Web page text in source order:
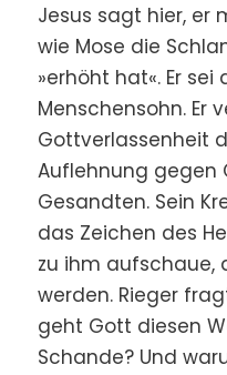
Jesus sagt hier, er
wie Mose die
»erhöht hat«. Er sei
Menschensohn. Er
Gottverlassenheit
Auflehnung gegen
Gesandten. Sein
das Zeichen des
zu ihm aufschaue,
werden. Rieger
geht Gott diesen
Schande? Und